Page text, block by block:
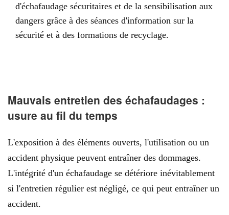
d'échafaudage sécuritaires et de la sensibilisation aux
dangers grâce à des séances d'information sur la
sécurité et à des formations de recyclage.
Mauvais entretien des échafaudages :
usure au fil du temps
L'exposition à des éléments ouverts, l'utilisation ou un
accident physique peuvent entraîner des dommages.
L'intégrité d'un échafaudage se détériore inévitablement
si l'entretien régulier est négligé, ce qui peut entraîner un
accident.